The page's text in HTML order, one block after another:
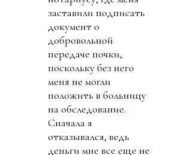
заставили подписать
документ о
добровольной
передаче почки,
поскольку без него
меня не могли
положить в больницу
на обследование.
Сначала я
отказывался, ведь
деньги мне все еще не